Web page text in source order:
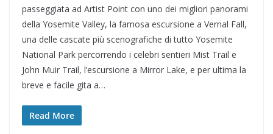
passeggiata ad Artist Point con uno dei migliori panorami
della Yosemite Valley, la famosa escursione a Vernal Fall,
una delle cascate più scenografiche di tutto Yosemite
National Park percorrendo i celebri sentieri Mist Trail e
John Muir Trail, l’escursione a Mirror Lake, e per ultima la
breve e facile gita a…
Read More